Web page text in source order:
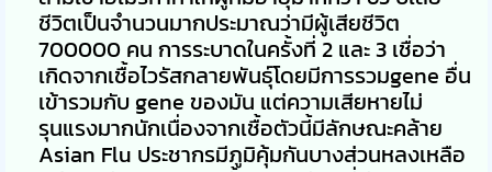
ชีวิตเป็นจำนวนมากประมาณว่ามีผู้เสียชีวิต
700000 คน การระบาดในครั้งที่ 2 และ 3 เชื่อว่า
เกิดจากเชื้อไวรัสกลายพันธุ์โดยมีการรวมgene อื่น
เข้ารวมกับ gene ของมัน แต่ความเสียหายไม่
รุนแรงมากนักเนื่องจากเชื้อตัวนี้มีลักษณะคล้าย
Asian Flu ประชากรมีภูมิคุ้มกันบางส่วนหลงเหลือ